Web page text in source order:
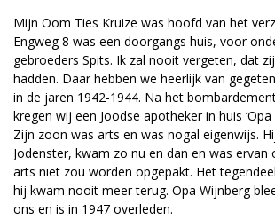
Mijn Oom Ties Kruize was hoofd van het
Engweg 8 was een doorgangs huis, voor
gebroeders Spits. Ik zal nooit vergeten, dat
hadden. Daar hebben we heerlijk van
in de jaren 1942-1944. Na het
kregen wij een Joodse apotheker in huis
Zijn zoon was arts en was nogal eigenwijs.
Jodenster, kwam zo nu en dan en was ervan
arts niet zou worden opgepakt. Het
hij kwam nooit meer terug. Opa Wijnberg
ons en is in 1947 overleden.